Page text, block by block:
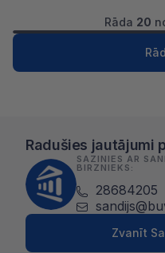
Rāda 20
Radušies jautājumi
SAZINIES AR
BIRZNIEKS:
28684205
Zvanīt